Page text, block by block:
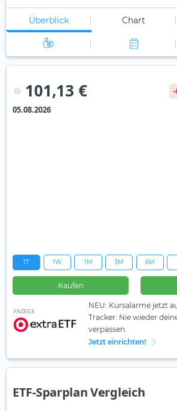
Überblick Chart
101,13 €
05.08.2026
1T 1W 1M 3M 6M
Kaufen
ANZEIGE
NEU: Kursalarme jetzt
Tracker: Nie wieder
verpassen.
Jetzt einrichten!
ETF-Sparplan Vergleich